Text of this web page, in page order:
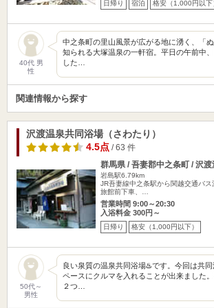
日帰り 宿泊 格安（1,000円以下
40代 男
性
中之条町の里山風景が広がる地に湧く、「
知られる大塚温泉の一軒宿。平日の午前中
した…
関連情報から探す
沢渡温泉共同浴場（さわたり）
4.5点/ 63 件
群馬県 / 吾妻郡中之条町 / 沢渡
岩島駅6.79km
JR吾妻線中之条駅から関越交通バ
旅館前下車、…
営業時間 9:00～20:30
入浴料金 300円～
日帰り 格安（1,000円以下）
50代～
男性
良い泉質の温泉共同浴場♨️です。今回は共同
ペースにクルマを入れることが出来ました。
２つ…